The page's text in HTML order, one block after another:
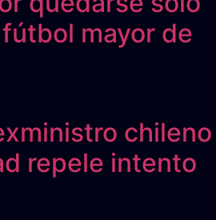
mayor de
chileno
repele intento